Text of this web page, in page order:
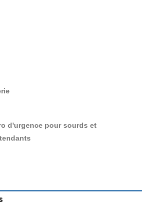
d'urgence pour sourds et